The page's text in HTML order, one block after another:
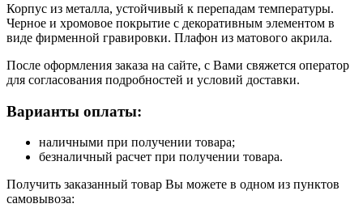
Корпус из металла, устойчивый к перепадам температуры.
Черное и хромовое покрытие с декоративным элементом в
виде фирменной гравировки. Плафон из матового акрила.
После оформления заказа на сайте, с Вами свяжется оператор
для согласования подробностей и условий доставки.
Варианты оплаты:
наличными при получении товара;
безналичный расчет при получении товара.
Получить заказанный товар Вы можете в одном из пунктов
самовывоза: